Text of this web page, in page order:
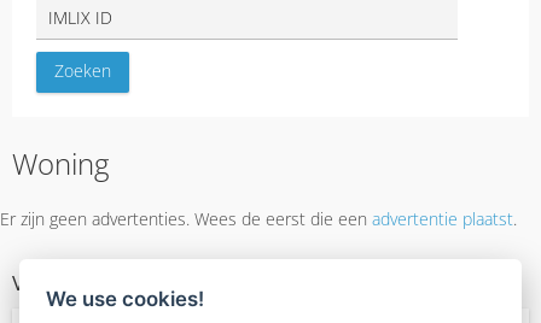
Woning
Er zijn geen advertenties. Wees de eerst die een advertentie plaatst.
VASTGOED TYPES
We use cookies!